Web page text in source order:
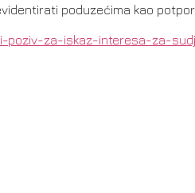
poduzećima kao
poziv-za-iskaz-interesa-za-